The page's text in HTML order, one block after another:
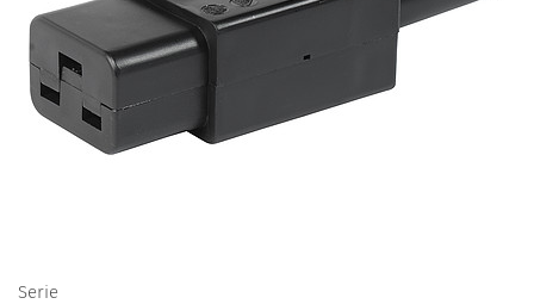
Serie